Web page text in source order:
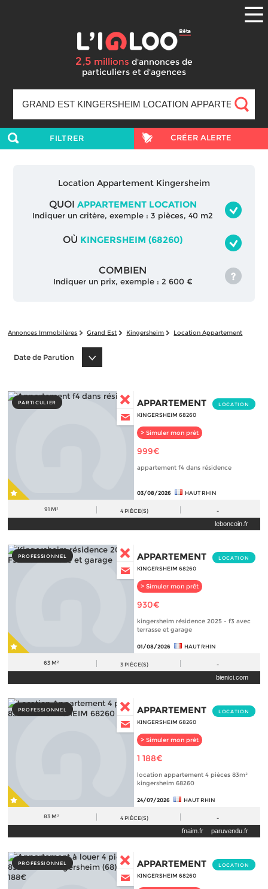
2,5 millions d'annonces de
particuliers et d'agences
FILTRER CRÉER ALERTE
Location Appartement Kingersheim
QUOI APPARTEMENT LOCATION
Indiquer un critère, exemple : 3 pièces, 40 m2
OÙ KINGERSHEIM (68260)
COMBIEN
Indiquer un prix, exemple : 2 600 €
Annonces Immobilères Grand Est Kingersheim Location Appartement
Date de Parution
PARTICULIER APPARTEMENT
KINGERSHEIM 68260
> Simuler mon prêt
LOCATION
999€
appartement f4 dans résidence
03/08/2026 HAUT RHIN
91 M² 4 PIÈCE(S) -
leboncoin.fr
PROFESSIONNEL APPARTEMENT
KINGERSHEIM 68260
> Simuler mon prêt
LOCATION
930€
kingersheim résidence 2025 - f3 avec
terrasse et garage
01/08/2026 HAUT RHIN
63 M² 3 PIÈCE(S) -
bienici.com
PROFESSIONNEL APPARTEMENT
KINGERSHEIM 68260
> Simuler mon prêt
LOCATION
1 188€
location appartement 4 pièces 83m²
kingersheim 68260
24/07/2026 HAUT RHIN
83 M² 4 PIÈCE(S) -
fnaim.fr paruvendu.fr
PROFESSIONNEL APPARTEMENT
KINGERSHEIM 68260
LOCATION